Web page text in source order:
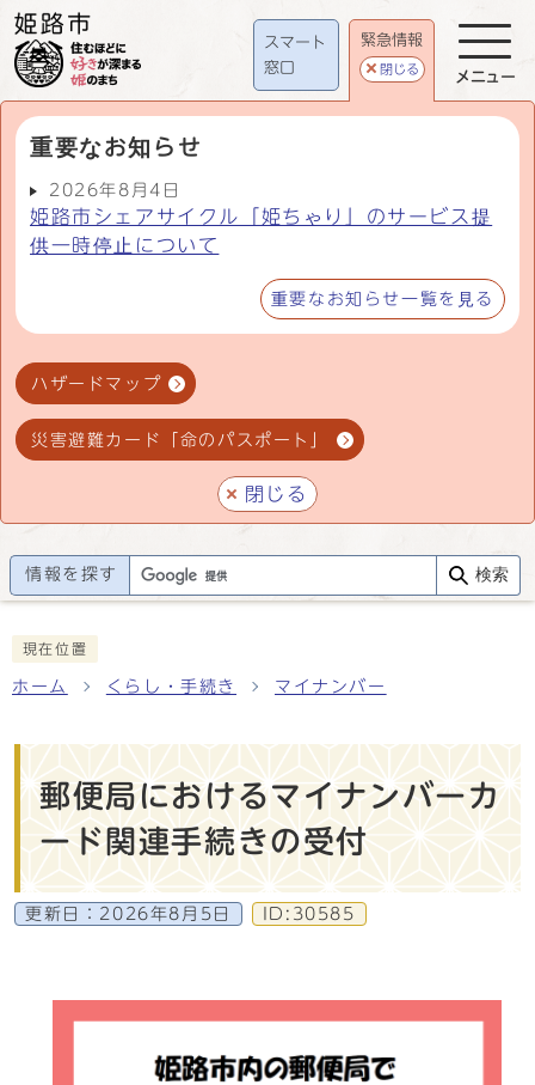
スマート
窓口
緊急情報
閉じる
重要なお知らせ
2026年8月4日
姫路市シェアサイクル「姫ちゃり」のサービス提
供一時停止について
重要なお知らせ一覧を見る
ハザードマップ
災害避難カード「命のパスポート」
閉じる
メニュー
情報を探す 検索
現在位置
ホーム くらし・手続き マイナンバー
郵便局におけるマイナンバーカ
ード関連手続きの受付
更新日： 2026年8月5日 ID:30585